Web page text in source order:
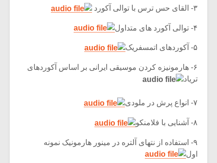
۳- القای حس ترس با توالی آکورد
۴- توالی آکورد های متداول
۵- آکوردهای اتمسفریک
۶- هارمونیزه کردن موسیقی ایرانی بر اساس آکوردهای
تریاد
۷- انواع پرش در ملودی
۸- آشنایی با فلامنکو
۹- استفاده از نتهای آلتره در مینور هارمونیک نمونه
اول